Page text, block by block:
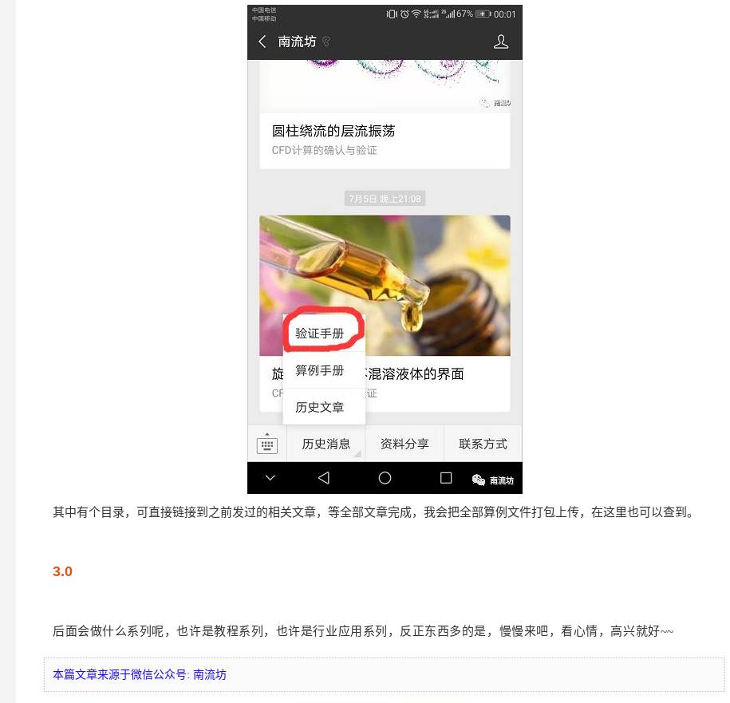
其中有个目录，可直接链接到之前发过的相关文章，等全部文章完成，我会把全部算例文件打包上传，在这里也可以查到。
3.0
后面会做什么系列呢，也许是教程系列，也许是行业应用系列，反正东西多的是，慢慢来吧，看心情，高兴就好~~
本篇文章来源于微信公众号: 南流坊